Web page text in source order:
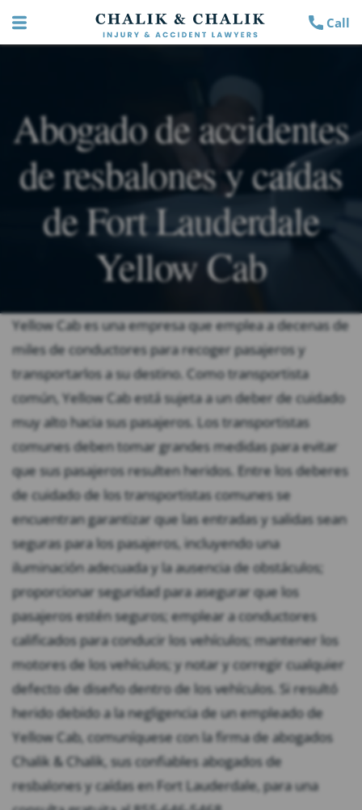
Call
Abogado de accidentes
de resbalones y caídas
de Fort Lauderdale
Yellow Cab
Yellow Cab es una empresa que emplea a decenas de
miles de conductores para recoger pasajeros y
transportarlos a su destino. Como transportista
común, Yellow Cab está sujeta a un deber de cuidado
muy alto hacia sus pasajeros. Los transportistas
comunes deben tomar grandes medidas para evitar
que sus pasajeros resulten heridos. Entre los deberes
de cuidado de los transportistas comunes se
encuentran garantizar que las entradas y salidas sean
seguras para los pasajeros, incluyendo una
iluminación adecuada y la ausencia de obstáculos;
proporcionar seguridad para asegurar que los
pasajeros estén seguros; emplear a conductores
calificados para conducir los vehículos; mantener los
motores de los vehículos; y notar y corregir cualquier
defecto de diseño dentro de los vehículos. Si resultó
herido debido a la negligencia de un empleado de
Yellow Cab, comuníquese con la firma de abogados
Chalik & Chalik, sus confiables abogados de
resbalones y caídas en Fort Lauderdale, para una